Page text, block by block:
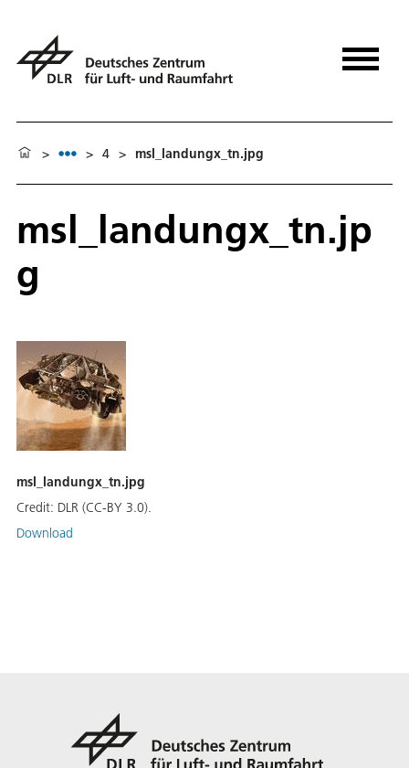
> > 4 > msl_landungx_tn.jpg
msl_landungx_tn.jp
g
msl_landungx_tn.jpg
Credit: DLR (CC-BY 3.0).
Download